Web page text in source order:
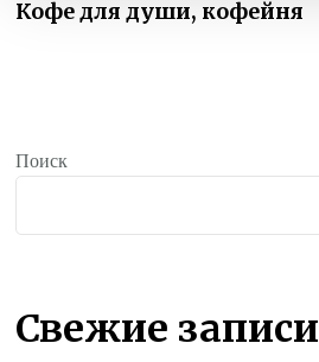
Кофе для души, кофейня
Поиск
Свежие записи